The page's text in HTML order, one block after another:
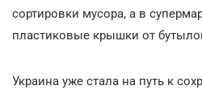
сортировки мусора, а в
пластиковые крышки от
Украина уже стала на путь к